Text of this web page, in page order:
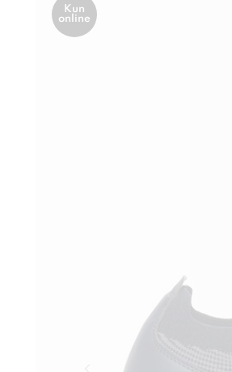
Kun
online